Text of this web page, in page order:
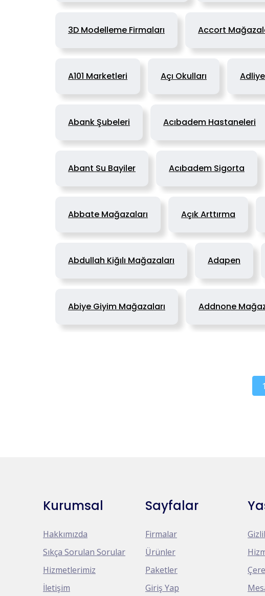
3D Modelleme Firmaları Accort
A101 Marketleri Açı Okulları
Abank Şubeleri Acıbadem Hastaneleri
Abant Su Bayiler Acıbadem Sigorta
Abbate Mağazaları Açık Arttırma
Abdullah Kiğılı Mağazaları Adapen
Abiye Giyim Mağazaları Addnone
1
Kurumsal
Hakkımızda
Sıkça Sorulan Sorular
Hizmetlerimiz
İletişim
Sayfalar
Firmalar
Ürünler
Paketler
Giriş Yap